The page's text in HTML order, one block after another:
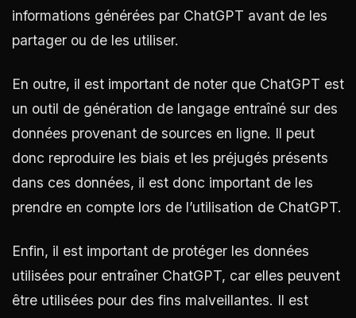
informations générées par ChatGPT avant de les
partager ou de les utiliser.
En outre, il est important de noter que ChatGPT est
un outil de génération de langage entraîné sur des
données provenant de sources en ligne. Il peut
donc reproduire les biais et les préjugés présents
dans ces données, il est donc important de les
prendre en compte lors de l’utilisation de ChatGPT.
Enfin, il est important de protéger les données
utilisées pour entraîner ChatGPT, car elles peuvent
être utilisées pour des fins malveillantes. Il est